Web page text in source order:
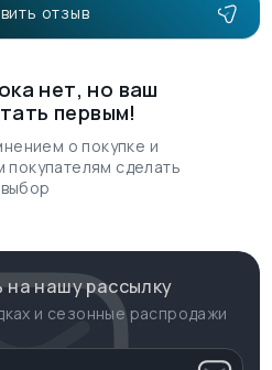
отзыв
нет, но ваш
первым!
о покупке и
покупателям сделать
выбор
нашу рассылку
и сезонные распродажи